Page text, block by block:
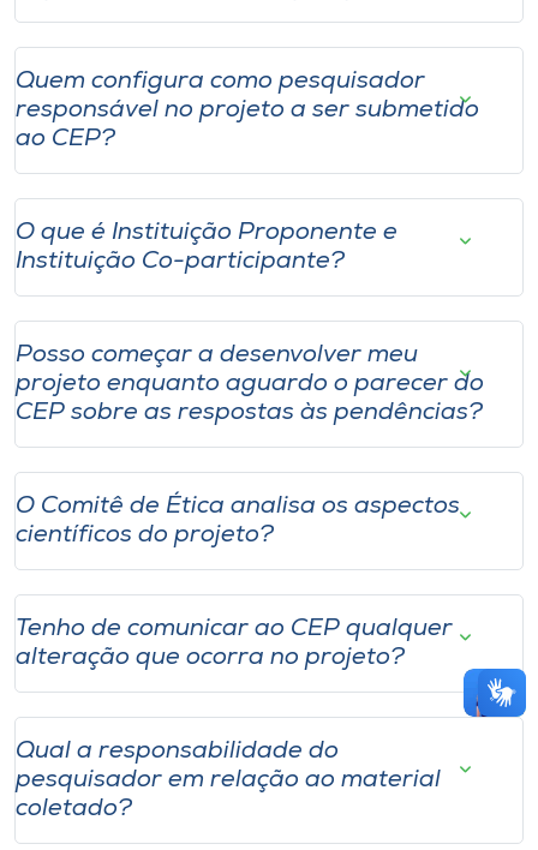
Quem configura como pesquisador
responsável no projeto a ser submetido
ao CEP?
O que é Instituição Proponente e
Instituição Co-participante?
Posso começar a desenvolver meu
projeto enquanto aguardo o parecer do
CEP sobre as respostas às pendências?
O Comitê de Ética analisa os aspectos
científicos do projeto?
Tenho de comunicar ao CEP qualquer
alteração que ocorra no projeto?
Qual a responsabilidade do
pesquisador em relação ao material
coletado?